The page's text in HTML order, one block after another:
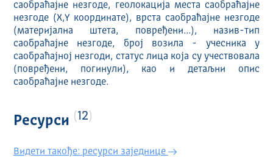
саобраћајне незгоде, геолокација места саобраћајне
незгоде (X,Y координате), врста саобраћајне незгоде
(материјална штета, повређени...), назив-тип
саобраћајне незгоде, број возила - учесника у
саобраћајној незгоди, статус лица која су учествовала
(повређени, погинули), као и детаљни опис
саобраћајне незгоде.
Ресурси 12
Видети такође: ресурси заједнице